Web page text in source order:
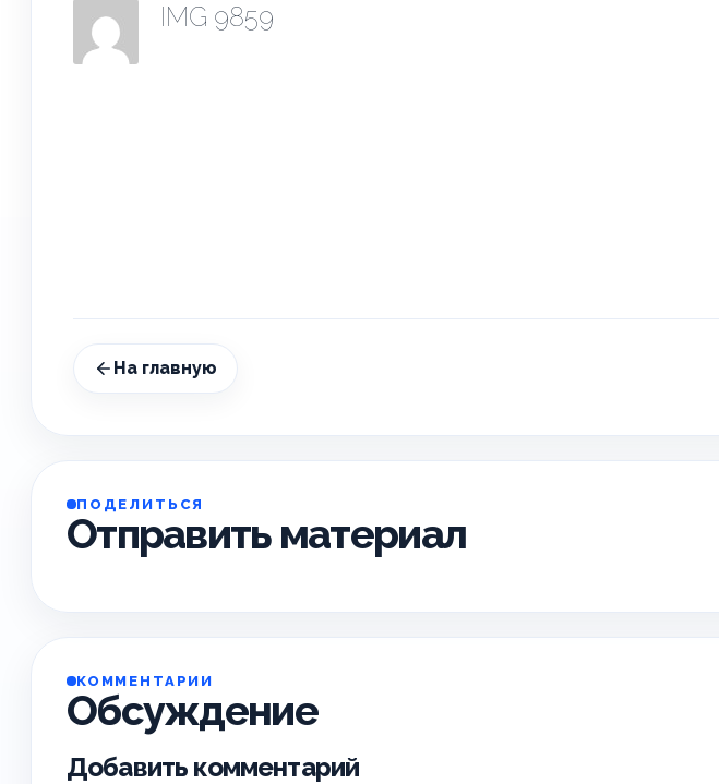
IMG 9859
На главную
ПОДЕЛИТЬСЯ
Отправить материал
КОММЕНТАРИИ
Обсуждение
Добавить комментарий